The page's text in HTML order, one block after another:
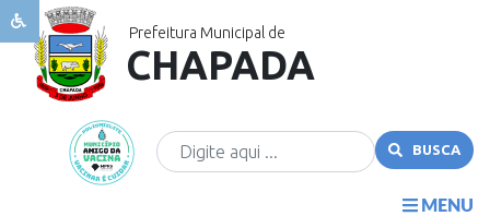
Prefeitura Municipal de
CHAPADA
BUSCA
MENU
Sobre
Chapada
Publicações